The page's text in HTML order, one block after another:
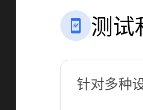
测试
针对多种